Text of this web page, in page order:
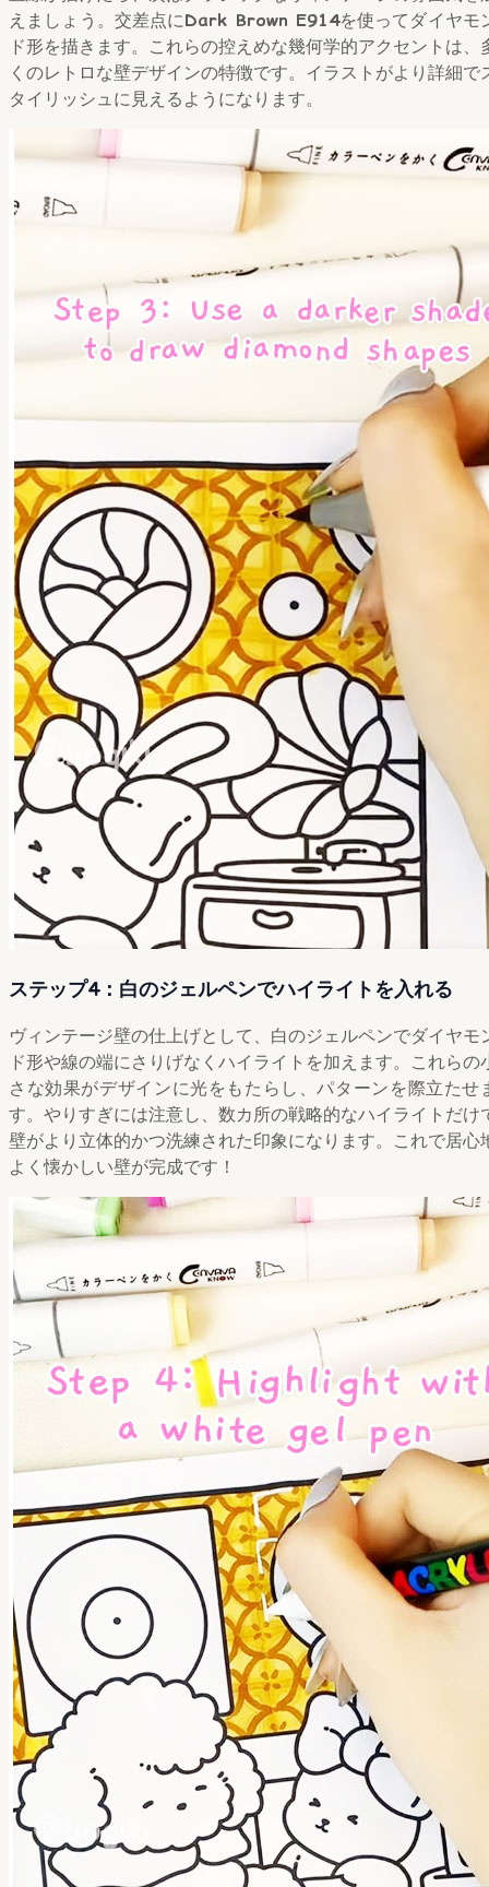
えましょう。交差点にDark Brown E914を使ってダイヤモ
ド形を描きます。これらの控えめな幾何学的アクセントは、
くのレトロな壁デザインの特徴です。イラストがより詳細で
タイリッシュに見えるようになります。
ステップ4：白のジェルペンでハイライトを入れる
ヴィンテージ壁の仕上げとして、白のジェルペンでダイヤモ
ド形や線の端にさりげなくハイライトを加えます。これらの
さな効果がデザインに光をもたらし、パターンを際立たせ
す。やりすぎには注意し、数カ所の戦略的なハイライトだけ
壁がより立体的かつ洗練された印象になります。これで居心
よく懐かしい壁が完成です！